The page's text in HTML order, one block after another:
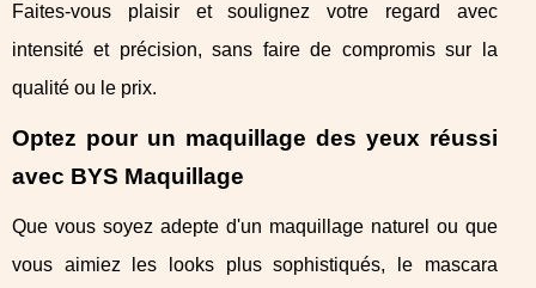
Faites-vous plaisir et soulignez votre regard avec
intensité et précision, sans faire de compromis sur la
qualité ou le prix.
Optez pour un maquillage des yeux réussi
avec BYS Maquillage
Que vous soyez adepte d'un maquillage naturel ou que
vous aimiez les looks plus sophistiqués, le mascara